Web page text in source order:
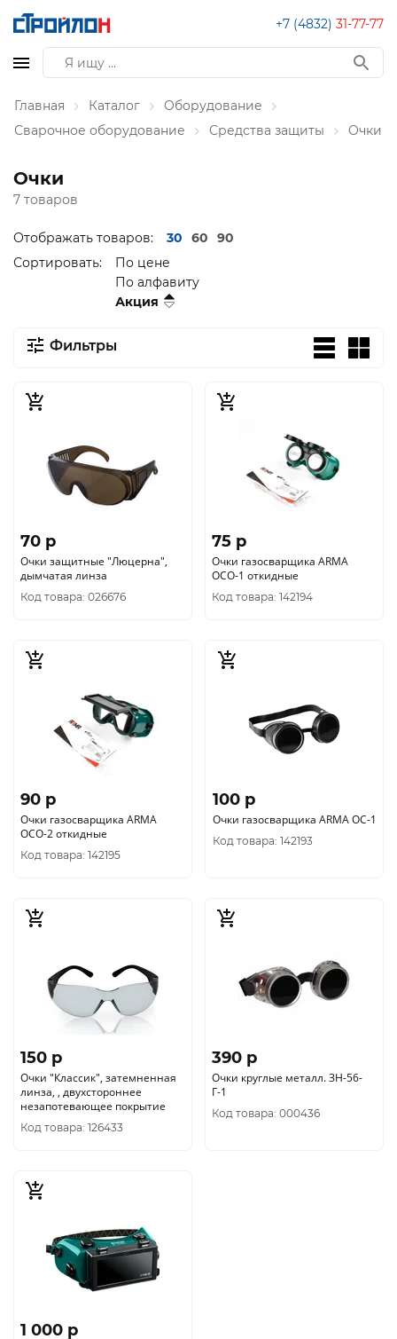
+7 (4832) 31-77-77
Главная Каталог
Оборудование
Сварочное оборудование
Средства защиты Очки
Очки
7 товаров
Отображать товаров: 30 60
90
Сортировать:
По цене
По алфавиту
Акция
Фильтры
70 p
Очки защитные "Люцерна",
дымчатая линза
Код товара: 026676
75 p
Очки газосварщика ARMA
ОСО-1 откидные
Код товара: 142194
90 p
Очки газосварщика ARMA
ОСО-2 откидные
Код товара: 142195
100 p
Очки газосварщика ARMA ОС-1
Код товара: 142193
150 p
Очки "Классик", затемненная
линза, , двухстороннее
незапотевающее покрытие
Код товара: 126433
390 p
Очки круглые металл. ЗН-56-
Г-1
Код товара: 000436
1 000 p